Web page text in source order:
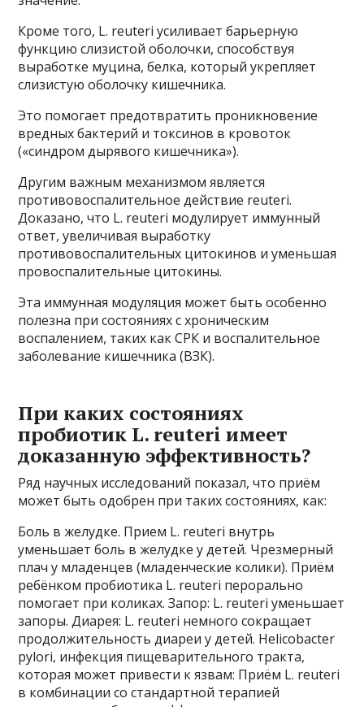
Кроме того, L. reuteri усиливает барьерную
функцию слизистой оболочки, способствуя
выработке муцина, белка, который укрепляет
слизистую оболочку кишечника.
Это помогает предотвратить проникновение
вредных бактерий и токсинов в кровоток
(«синдром дырявого кишечника»).
Другим важным механизмом является
противовоспалительное действие reuteri.
Доказано, что L. reuteri модулирует иммунный
ответ, увеличивая выработку
противовоспалительных цитокинов и уменьшая
провоспалительные цитокины.
Эта иммунная модуляция может быть особенно
полезна при состояниях с хроническим
воспалением, таких как СРК и воспалительное
заболевание кишечника (ВЗК).
При каких состояниях
пробиотик L. reuteri имеет
доказанную эффективность?
Ряд научных исследований показал, что приём
может быть одобрен при таких состояниях, как:
Боль в желудке. Прием L. reuteri внутрь
уменьшает боль в желудке у детей. Чрезмерный
плач у младенцев (младенческие колики). Приём
ребёнком пробиотика L. reuteri перорально
помогает при коликах. Запор: L. reuteri уменьшает
запоры. Диарея: L. reuteri немного сокращает
продолжительность диареи у детей. Нelicobacter
pylori, инфекция пищеварительного тракта,
которая может привести к язвам: Приём L. reuteri
в комбинации со стандартной терапией